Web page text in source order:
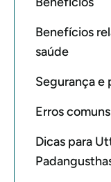
Benefícios
saúde
Segurança e
Erros comuns
Dicas para